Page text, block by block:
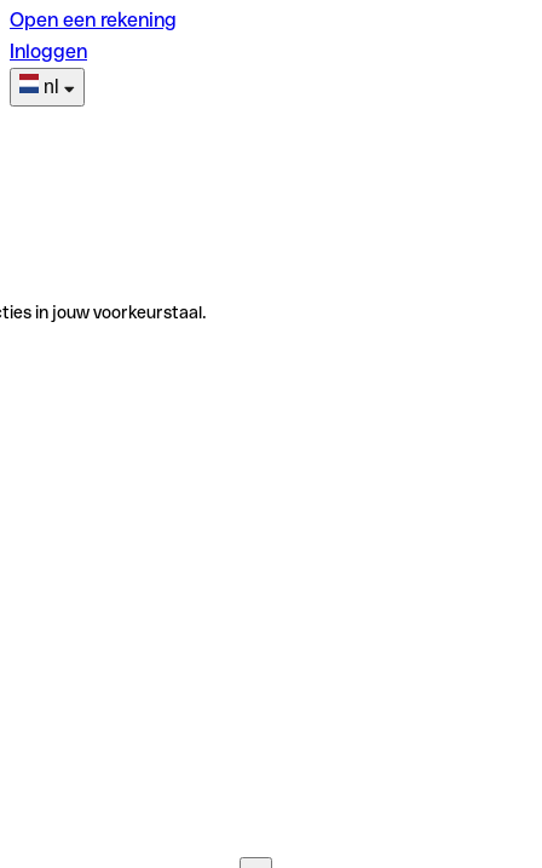
Open een rekening
Inloggen
nl
in jouw voorkeurstaal.